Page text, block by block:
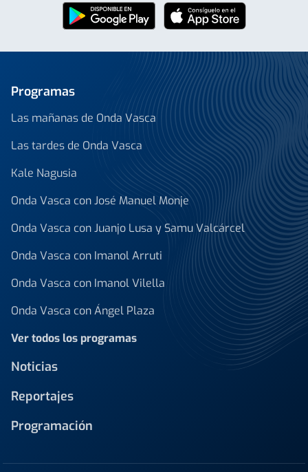
Programas
Las mañanas de Onda Vasca
Las tardes de Onda Vasca
Kale Nagusia
Onda Vasca con José Manuel Monje
Onda Vasca con Juanjo Lusa y Samu Valcárcel
Onda Vasca con Imanol Arruti
Onda Vasca con Imanol Vilella
Onda Vasca con Ángel Plaza
Ver todos los programas
Noticias
Reportajes
Programación